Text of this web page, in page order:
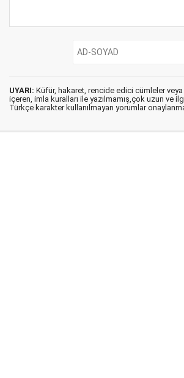
UYARI: Küfür, hakaret, rencide edici cümleler veya
içeren, imla kuralları ile yazılmamış,çok uzun ve
Türkçe karakter kullanılmayan yorumlar